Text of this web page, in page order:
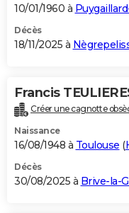
GUIDES D'ACHAT
BONS PLANS
Carte de Noël
Carte Bonne année
Carte Saint-Valentin
Carte Pâques
Carte d'anniversaire
DICTIONNAIRE
Dictionnaire
Biographies
Citations
Expressions
Proverbes
PROGRAMME TV
S'inscrire
Se connecter
Lycées
Collèges
Primaires
Universités
Entreprises
Service militaire
Avis de recherche
AVIS DE DÉCÈS
10/01/1960 à
Décès
18/11/2025 à
Francis
Créer une cagnotte
Naissance
16/08/1948 à Toulouse (
Décès
30/08/2025 à Brive-la-